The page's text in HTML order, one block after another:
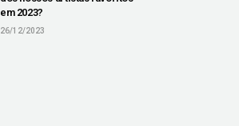
em 2023?
26/12/2023